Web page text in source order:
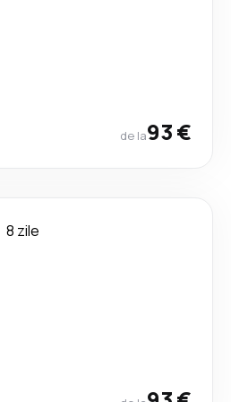
de la93 €
8 zile